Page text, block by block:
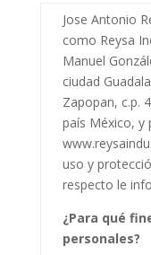
Jose Antonio
como Reysa
Manuel
ciudad
Zapopan, c.p.
país México, y
uso y
respecto le
¿Para qué
personales?